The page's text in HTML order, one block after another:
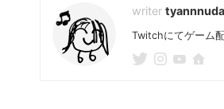
Twitchにてゲーム